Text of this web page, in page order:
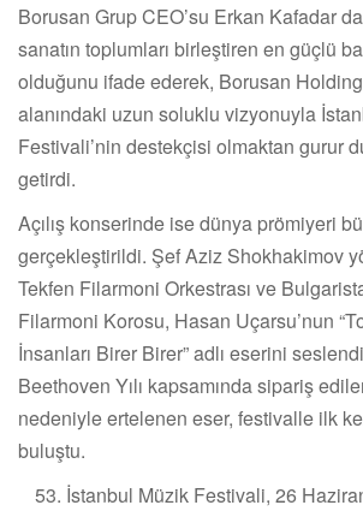
Borusan Grup CEO’su Erkan Kafadar
sanatın toplumları birleştiren en güçlü
olduğunu ifade ederek, Borusan
alanındaki uzun soluklu vizyonuyla
Festivali’nin destekçisi olmaktan gurur
getirdi.
Açılış konserinde ise dünya prömiyeri
gerçekleştirildi. Şef Aziz Shokhakimov
Tekfen Filarmoni Orkestrası ve
Filarmoni Korosu, Hasan Uçarsu’nun
İnsanları Birer Birer” adlı eserini
Beethoven Yılı kapsamında sipariş
nedeniyle ertelenen eser, festivalle ilk
buluştu.
İstanbul Müzik Festivali, 26